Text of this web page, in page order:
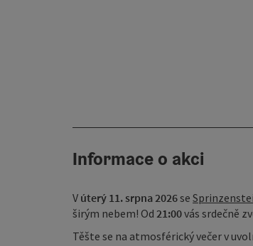
Informace o akci
V úterý 11. srpna 2026se
širým nebem! Od 21:00vás srdečně
Těšte se na atmosférický večer v